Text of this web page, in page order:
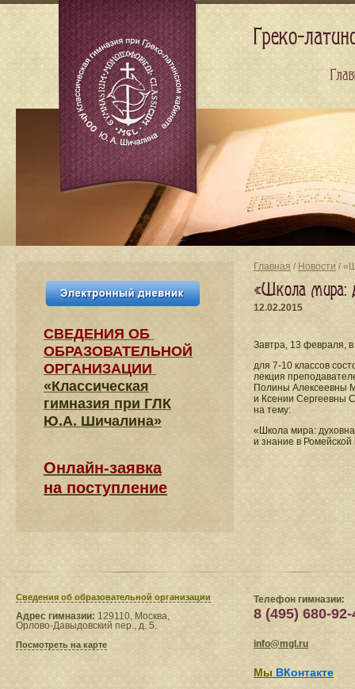
Главная / Новости /
«Школа мира:
12.02.2015
Завтра, 13 февраля,
для 7-10 классов
лекция
Полины Алексеевны
и Ксении Сергеевны
на тему:
«Школа мира:
и знание в
СВЕДЕНИЯ​ ОБ
ОБРАЗОВАТЕЛЬНОЙ
ОРГАНИЗАЦИИ
«Классическая
гимназия при ГЛК
Ю.А. Шичалина»
Онлайн-заявка
на поступление
Сведения​ об образовательной организации
Адрес гимназии: 129110, Москва,
Орлово-Давыдовский пер., д. 5.
Посмотреть на карте
Телефон гимназии:
8 (495) 680-92-
info@mgl.ru
Мы ВКонтакте
Греко-